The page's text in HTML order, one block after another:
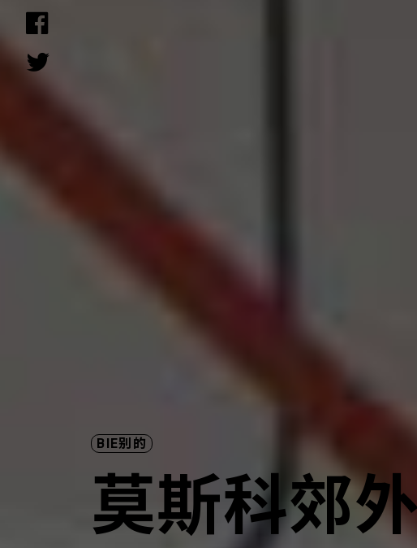
BIE别的
莫斯科郊